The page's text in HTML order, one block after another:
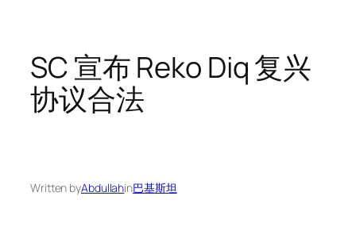
SC 宣布 Reko Diq 复兴
协议合法
Written byAbdullahin巴基斯坦